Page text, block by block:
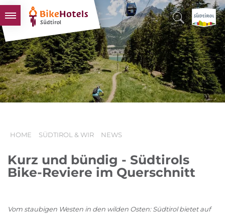
BIKEHOTELS
HOTELS & PAKETE
TOUREN & REVIERE
SÜDTIROL & WIR
HOME SÜDTIROL & WIR NEWS
Kurz und bündig - Südtirols
Bike-Reviere im Querschnitt
Vom staubigen Westen in den wilden Osten: Südtirol bietet auf